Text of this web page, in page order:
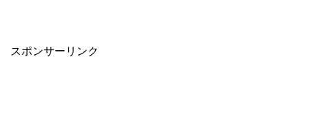
スポンサーリンク